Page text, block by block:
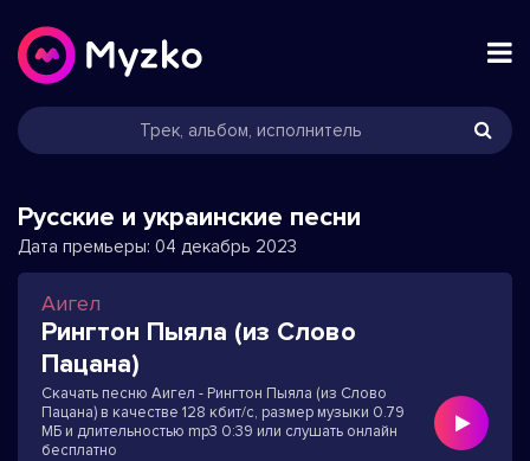
Русские и украинские песни
Дата премьеры: 04 декабрь 2023
Аигел
Рингтон Пыяла (из Слово
Пацана)
Скачать песню Аигел - Рингтон Пыяла (из Слово
Пацана) в качестве 128 кбит/с, размер музыки 0.79
МБ и длительностью mp3 0:39 или слушать онлайн
бесплатно